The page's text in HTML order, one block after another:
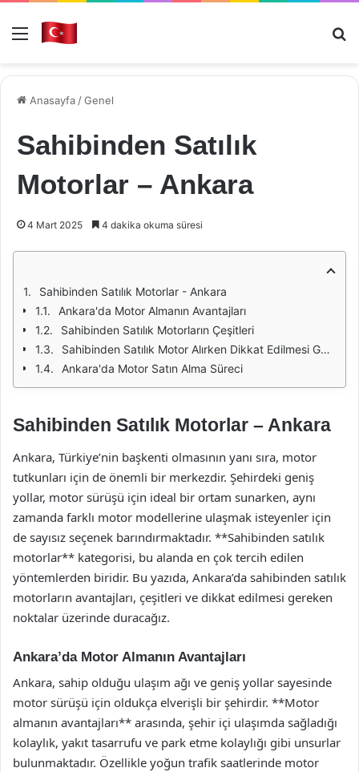
Menü
Anasayfa /Genel
Sahibinden Satılık
Motorlar – Ankara
4 Mart 2025 4 dakika okuma süresi
Sahibinden Satılık Motorlar - Ankara
Ankara'da Motor Almanın Avantajları
Sahibinden Satılık Motorların Çeşitleri
Sahibinden Satılık Motor Alırken Dikkat Edilmesi Gerekenler
Ankara'da Motor Satın Alma Süreci
Sahibinden Satılık Motorlar – Ankara
Ankara, Türkiye’nin başkenti olmasının yanı sıra, motor
tutkunları için de önemli bir merkezdir. Şehirdeki geniş
yollar, motor sürüşü için ideal bir ortam sunarken, aynı
zamanda farklı motor modellerine ulaşmak isteyenler için
de sayısız seçenek barındırmaktadır. **Sahibinden satılık
motorlar** kategorisi, bu alanda en çok tercih edilen
yöntemlerden biridir. Bu yazıda, Ankara’da sahibinden satılık
motorların avantajları, çeşitleri ve dikkat edilmesi gereken
noktalar üzerinde duracağız.
Ankara’da Motor Almanın Avantajları
Ankara, sahip olduğu ulaşım ağı ve geniş yollar sayesinde
motor sürüşü için oldukça elverişli bir şehirdir. **Motor
almanın avantajları** arasında, şehir içi ulaşımda sağladığı
kolaylık, yakıt tasarrufu ve park etme kolaylığı gibi unsurlar
bulunmaktadır. Özellikle yoğun trafik saatlerinde motor